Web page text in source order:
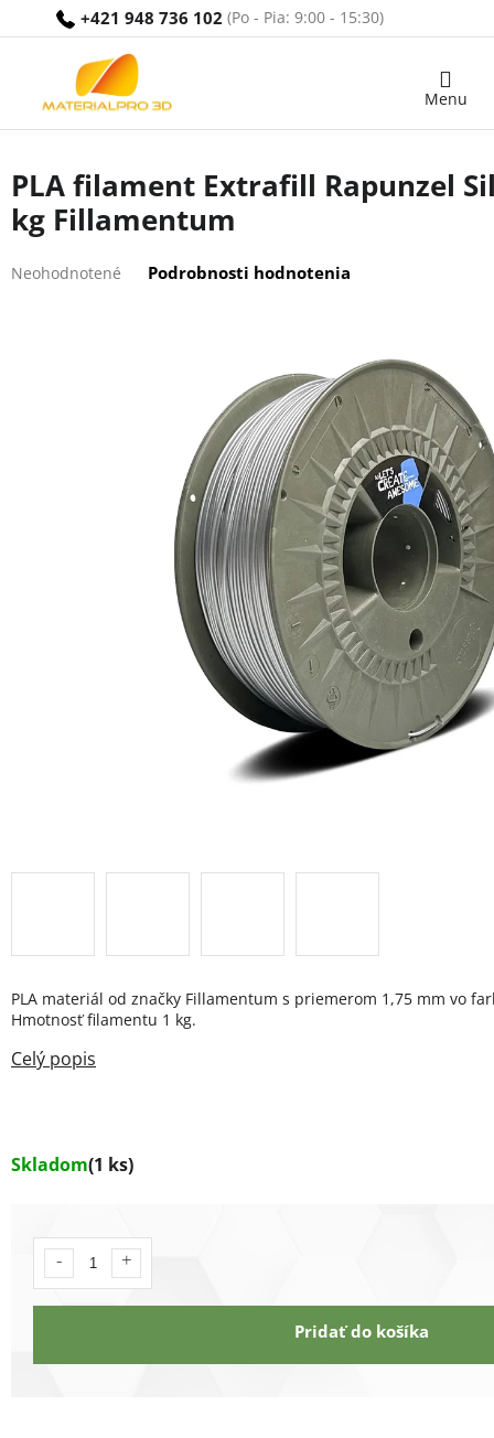
+421 948 736 102
Nákupný
PLA filament Extrafill Rapunzel
kg Fillamentum
hodnotenie
Neohodnotené Podrobnosti hodnotenia
Skladom(1 ks)
Pridať do košíka
PLA materiál od značky Fillamentum s priemerom 1,75 mm vo
Hmotnosť filamentu 1 kg.